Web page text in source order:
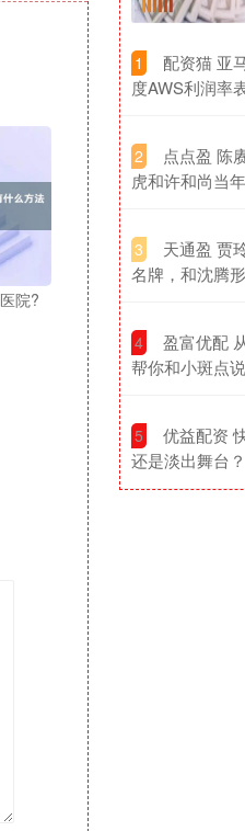
院?
1
配资猫 亚
度AWS利润率
2
点点盈 陈
虎和许和尚当
3
天通盈 贾
名牌，和沈腾
4
盈富优配
帮你和小斑点
5
优益配资
还是淡出舞台？